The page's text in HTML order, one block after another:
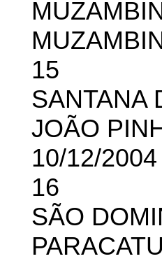
15
SANTANA
JOÃO
10/12/2004
16
SÃO